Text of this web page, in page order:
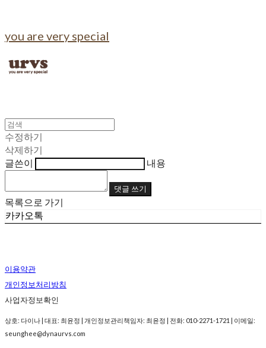
you are very special
수정하기
삭제하기
글쓴이
내용
댓글 쓰기
목록으로 가기
카카오톡
이용약관
개인정보처리방침
사업자정보확인
상호: 다이나 | 대표: 최윤정 | 개인정보관리책임자: 최윤정 | 전화: 010-2271-1721 | 이메일:
seunghee@dynaurvs.com